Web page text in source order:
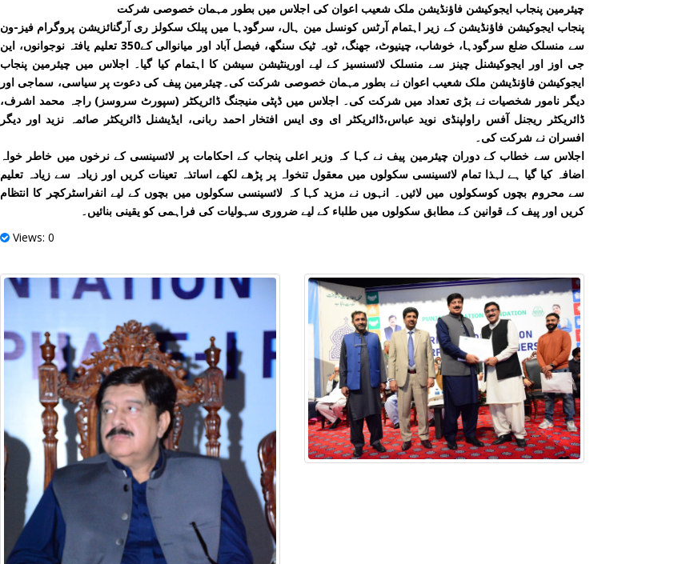
چیئرمین پنجاب ایجوکیشن فاؤنڈیشن ملک شعیب اعوان کی اجلاس میں بطور مہمان خصوصی شرکت
پنجاب ایجوکیشن فاؤنڈیشن کے زیر اہتمام آرٹس کونسل مین ہال، سرگودہا میں پبلک سکولز ری آرگنائزیشن پروگرام فیز-ون
سے منسلک ضلع سرگودہا، خوشاب، چینیوٹ، جھنگ، ٹوبہ ٹیک سنگھ، فیصل آباد اور میانوالی کے350 تعلیم یافتہ نوجوانوں، این
جی اوز اور ایجوکیشنل چینز سے منسلک لائسنسیز کے لیے اورینٹیشن سیشن کا اہتمام کیا گیا۔ اجلاس میں چیئرمین پنجاب
ایجوکیشن فاؤنڈیشن ملک شعیب اعوان نے بطور مہمان خصوصی شرکت کی۔چیئرمین پیف کی دعوت پر سیاسی، سماجی اور
دیگر نامور شخصیات نے بڑی تعداد میں شرکت کی۔ اجلاس میں ڈپٹی منیجنگ ڈائریکٹر (سپورٹ سروسز) راجہ محمد اشرف،
ڈائریکٹر ریجنل آفس راولپنڈی نوید عباس،ڈائریکٹر ای وی ایس افتخار احمد ربانی، ایڈیشنل ڈائریکٹر صائمہ نزید اور دیگر
افسران نے شرکت کی۔
اجلاس سے خطاب کے دوران چیئرمین پیف نے کہا کہ وزیر اعلی پنجاب کے احکامات پر لائسینسی کے نرخوں میں خاطر خواہ
اضافہ کیا گیا ہے لہذا تمام لائسینسی سکولوں میں معقول تنخواہ پر پڑھے لکھے اساتذہ تعینات کریں اور زیادہ سے زیادہ تعلیم
سے محروم بچوں کوسکولوں میں لائیں۔ انہوں نے مزید کہا کہ لائسینسی سکولوں میں بچوں کے لیے انفراسٹرکچر کا انتظام
کریں اور پیف کے قوانین کے مطابق سکولوں میں طلباء کے لیے ضروری سہولیات کی فراہمی کو یقینی بنائیں۔
Views: 0